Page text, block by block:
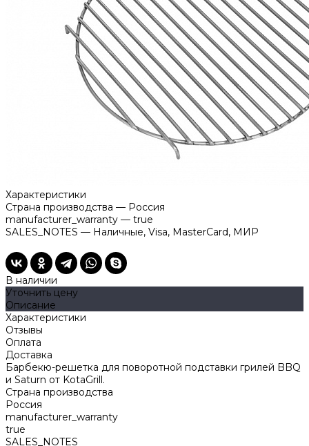
Характеристики
Страна производства — Россия
manufacturer_warranty — true
SALES_NOTES — Наличные, Visa, MasterCard, МИР
В наличии
Уточнить цену
Описание
Характеристики
Отзывы
Оплата
Доставка
Барбекю-решетка для поворотной подставки грилей BBQ
и Saturn от KotaGrill.
Страна производства
Россия
manufacturer_warranty
true
SALES_NOTES